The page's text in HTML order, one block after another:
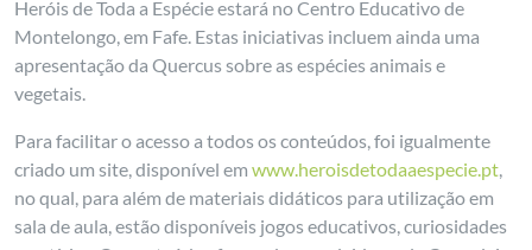
Heróis de Toda a Espécie estará no Centro Educativo de
Montelongo, em Fafe. Estas iniciativas incluem ainda uma
apresentação da Quercus sobre as espécies animais e
vegetais.
Para facilitar o acesso a todos os conteúdos, foi igualmente
criado um site, disponível emwww.heroisdetodaaespecie.pt,
no qual, para além de materiais didáticos para utilização em
sala de aula, estão disponíveis jogos educativos, curiosidades